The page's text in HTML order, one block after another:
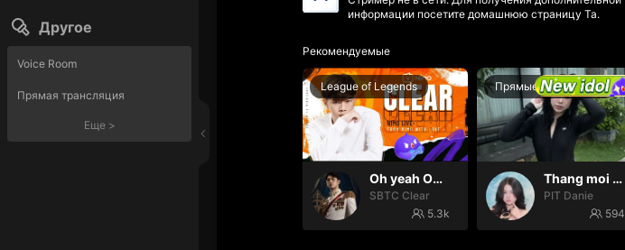
Другое
Voice Room
Прямая трансляция
Еще>
информации посетите домашнюю страницу Та.
Рекомендуемые
League of Legends
Oh yeah Oh yeah
SBTC Clear
5.3k
Прямые трансляции
Thang moi dom dom
PIT Danie
594